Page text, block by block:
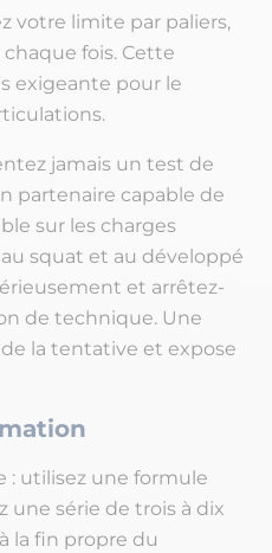
votre limite par paliers,
fois. Cette
exigeante pour le
jamais un test de
partenaire capable de
sur les charges
squat et au développé
et arrêtez-
de technique. Une
la tentative et expose
: utilisez une formule
une série de trois à dix
la fin propre du